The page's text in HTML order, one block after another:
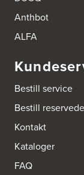
0267 Oslo
Bokhylle-
Industrigata 17
3414 Lierstranda
Tel.: 90878233
4296 Åkrehamn
http://
Anthbot
ALFA
Bestill service
Bestill
Kontakt
Kataloger
FAQ